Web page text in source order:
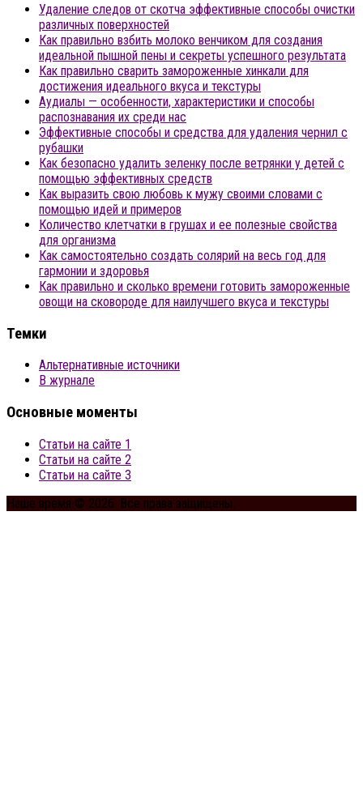
Удаление следов от скотча эффективные способы очистки
различных поверхностей
Как правильно взбить молоко венчиком для создания
идеальной пышной пены и секреты успешного результата
Как правильно сварить замороженные хинкали для
достижения идеального вкуса и текстуры
Аудиалы — особенности, характеристики и способы
распознавания их среди нас
Эффективные способы и средства для удаления чернил с
рубашки
Как безопасно удалить зеленку после ветрянки у детей с
помощью эффективных средств
Как выразить свою любовь к мужу своими словами с
помощью идей и примеров
Количество клетчатки в грушах и ее полезные свойства
для организма
Как самостоятельно создать солярий на весь год для
гармонии и здоровья
Как правильно и сколько времени готовить замороженные
овощи на сковороде для наилучшего вкуса и текстуры
Темки
Альтернативные источники
В журнале
Основные моменты
Статьи на сайте 1
Статьи на сайте 2
Статьи на сайте 3
Наше время © 2026. Все права защищены.